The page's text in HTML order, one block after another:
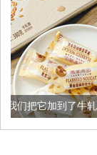
糖里 被